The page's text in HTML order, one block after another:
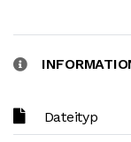
Dateityp